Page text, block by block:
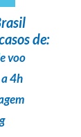
de:
voo
4h